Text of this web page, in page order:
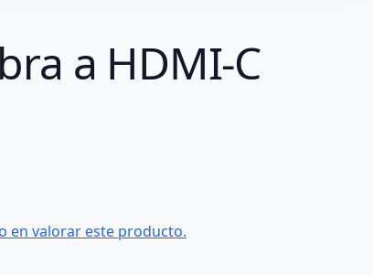
a HDMI-C
en valorar este producto.